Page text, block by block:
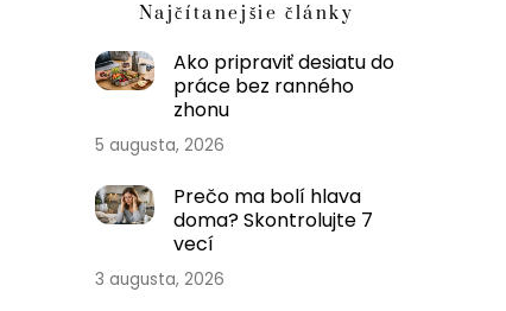
Najčítanejšie články
Ako pripraviť desiatu do
práce bez ranného
zhonu
5 augusta, 2026
Prečo ma bolí hlava
doma? Skontrolujte 7
vecí
3 augusta, 2026